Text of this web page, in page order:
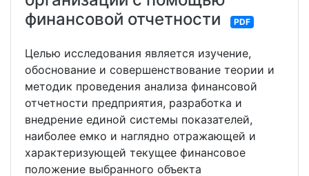
финансовой отчетности
PDF
Целью исследования является изучение,
обоснование и совершенствование теории и
методик проведения анализа финансовой
отчетности предприятия, разработка и
внедрение единой системы показателей,
наиболее емко и наглядно отражающей и
характеризующей текущее финансовое
положение выбранного объекта